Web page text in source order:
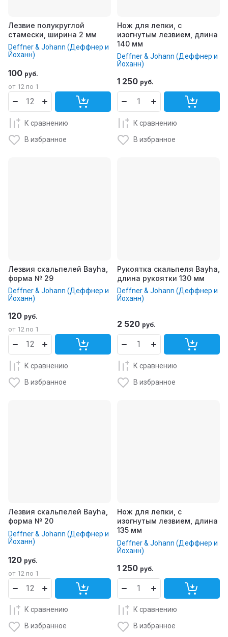
Лезвие полукруглой
стамески, ширина 2 мм
Deffner & Johann (Деффнер и
Йоханн)
100 руб.
от 12 по 1
К сравнению
В избранное
Нож для лепки, с
изогнутым лезвием, длина
140 мм
Deffner & Johann (Деффнер и
Йоханн)
1 250 руб.
К сравнению
В избранное
Лезвия скальпелей Bayha,
форма № 29
Deffner & Johann (Деффнер и
Йоханн)
120 руб.
от 12 по 1
К сравнению
В избранное
Рукоятка скальпеля Bayha,
длина рукоятки 130 мм
Deffner & Johann (Деффнер и
Йоханн)
2 520 руб.
К сравнению
В избранное
Лезвия скальпелей Bayha,
форма № 20
Deffner & Johann (Деффнер и
Йоханн)
120 руб.
от 12 по 1
К сравнению
В избранное
Нож для лепки, с
изогнутым лезвием, длина
135 мм
Deffner & Johann (Деффнер и
Йоханн)
1 250 руб.
К сравнению
В избранное